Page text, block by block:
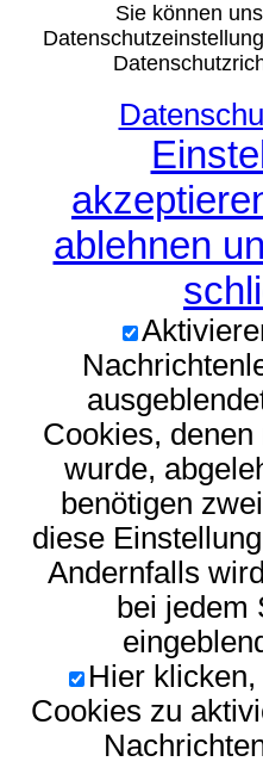
Sie können
ablehnen
Cookies,
wurde,
benötigen
diese
Andernfalls
bei jedem
Hier
Cookies zu